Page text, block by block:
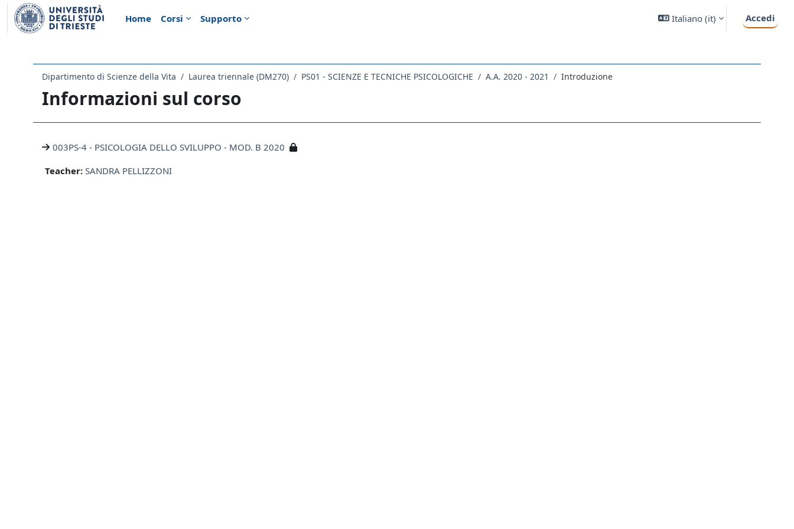
Vai al contenuto principale
Home
Corsi Supporto Italiano ‎(it)‎ Accedi
Dipartimento di Scienze della Vita Laurea triennale (DM270) PS01 - SCIENZE E TECNICHE PSICOLOGICHE A.A. 2020 - 2021 Introduzione
Informazioni sul corso
003PS-4 - PSICOLOGIA DELLO SVILUPPO - MOD. B 2020
Teacher: SANDRA PELLIZZONI